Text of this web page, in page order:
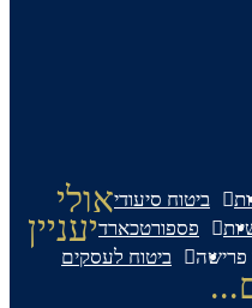
ביטוח סיעודי
פספורטכארד
פרישה
ביטוח לעסקים
אולי
יעניין